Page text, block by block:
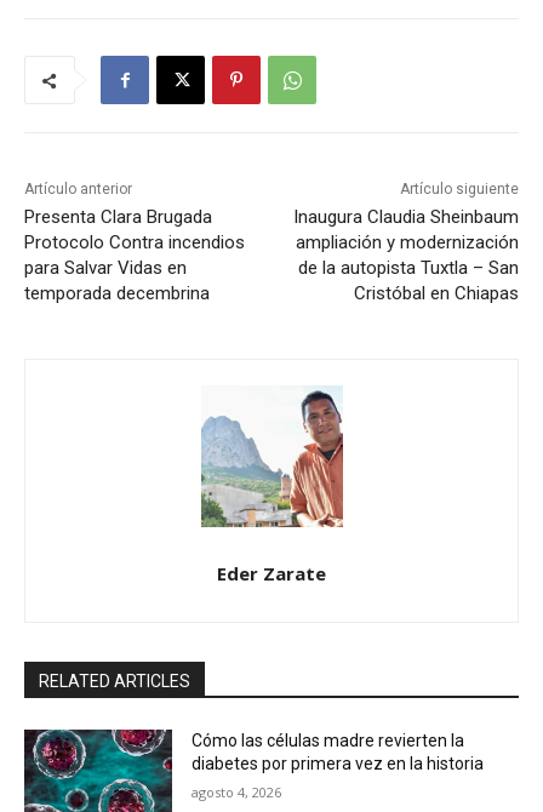
Artículo anterior
Presenta Clara Brugada
Protocolo Contra incendios
para Salvar Vidas en
temporada decembrina
Artículo siguiente
Inaugura Claudia Sheinbaum
ampliación y modernización
de la autopista Tuxtla – San
Cristóbal en Chiapas
Eder Zarate
RELATED ARTICLES
Cómo las células madre revierten la
diabetes por primera vez en la historia
agosto 4, 2026